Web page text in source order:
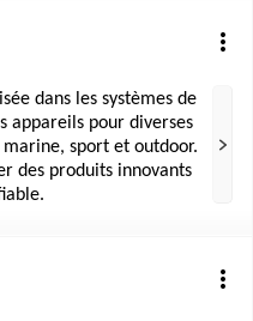
à lui, mise sur l'alerte
et propose des solutions
les professionnels. Mio,
cyclistes et véhicules avec
Ensemble, ces marques
dans les systèmes de
appareils pour diverses
sport et outdoor.
des produits innovants